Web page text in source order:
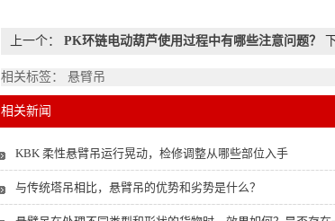
上一个： PK环链电动葫芦使用过程中有哪些注意问题？
相关标签： 悬臂吊
相关新闻
KBK 柔性悬臂吊运行晃动，检修调整从哪些部位入手
与传统塔吊相比，悬臂吊的优势和劣势是什么？